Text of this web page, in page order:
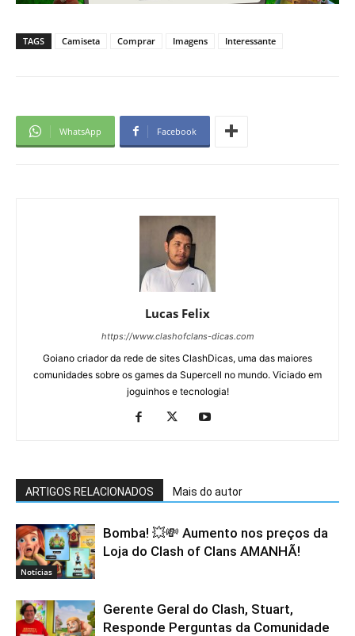
TAGS Camiseta Comprar Imagens Interessante
WhatsApp Facebook
Lucas Felix
https://www.clashofclans-dicas.com
Goiano criador da rede de sites ClashDicas, uma das maiores
comunidades sobre os games da Supercell no mundo. Viciado em
joguinhos e tecnologia!
ARTIGOS RELACIONADOS Mais do autor
Notícias
Bomba! 💥💸 Aumento nos preços da
Loja do Clash of Clans AMANHÃ!
Gerente Geral do Clash, Stuart,
Responde Perguntas da Comunidade